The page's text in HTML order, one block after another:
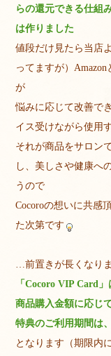
らの還元できる仕組
は作りました
値段だけ見たら当店
ってますが）
が
悩みに応じて改善で
イス受けながら使用
それが商品をサロン
し、美しさや健康へ
うので
Cocoroの想いに共感
た次第です
…前置きが長くなり
「Cocoro VIP Card
商品購入金額に応じ
特典のご利用期間は
となります（期限内